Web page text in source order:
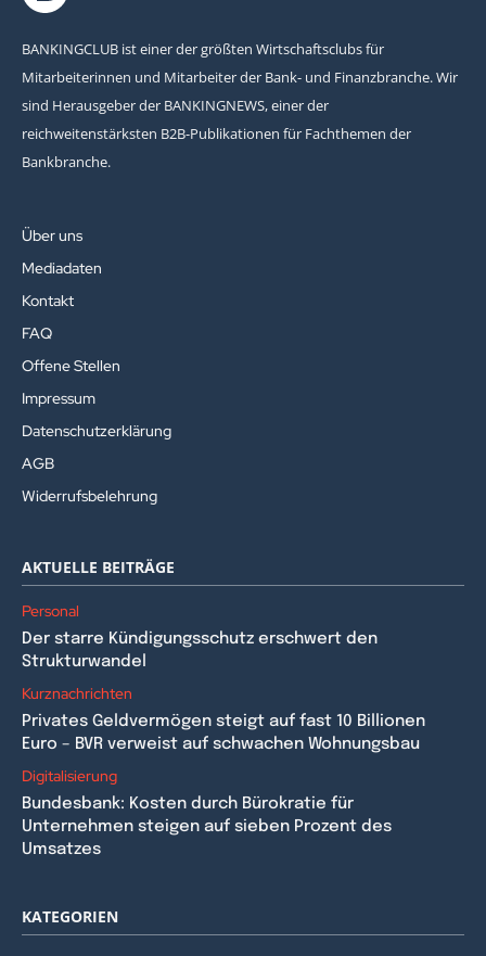
BANKINGCLUB ist einer der größten Wirtschaftsclubs für
Mitarbeiterinnen und Mitarbeiter der Bank- und Finanzbranche. Wir
sind Herausgeber der BANKINGNEWS, einer der
reichweitenstärksten B2B-Publikationen für Fachthemen der
Bankbranche.
Über uns
Mediadaten
Kontakt
FAQ
Offene Stellen
Impressum
Datenschutzerklärung
AGB
Widerrufsbelehrung
AKTUELLE BEITRÄGE
Personal
Der starre Kündigungsschutz erschwert den
Strukturwandel
Kurznachrichten
Privates Geldvermögen steigt auf fast 10 Billionen
Euro – BVR verweist auf schwachen Wohnungsbau
Digitalisierung
Bundesbank: Kosten durch Bürokratie für
Unternehmen steigen auf sieben Prozent des
Umsatzes
KATEGORIEN